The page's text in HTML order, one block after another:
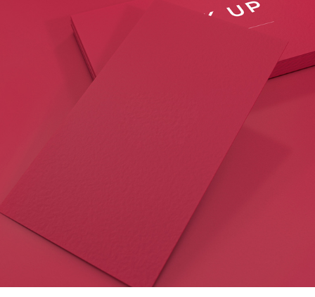
VOTRE SITE
WEB OU
ECOMMERCE